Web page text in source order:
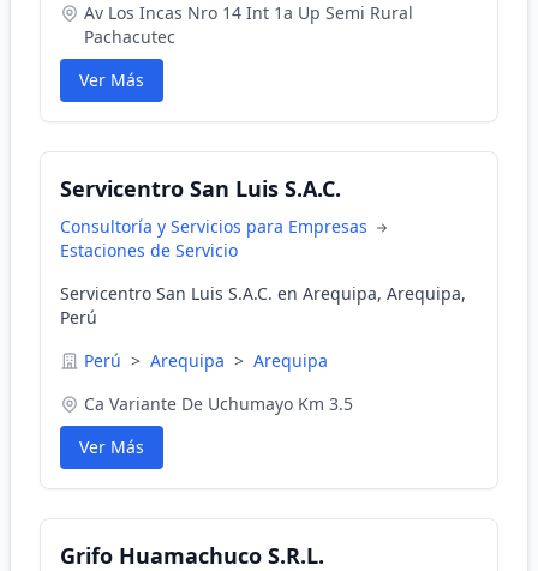
Av Los Incas Nro 14 Int 1a Up Semi Rural
Pachacutec
Ver Más
Servicentro San Luis S.A.C.
Consultoría y Servicios para Empresas
Estaciones de Servicio
Servicentro San Luis S.A.C. en Arequipa, Arequipa,
Perú
Perú > Arequipa > Arequipa
Ca Variante De Uchumayo Km 3.5
Ver Más
Grifo Huamachuco S.R.L.